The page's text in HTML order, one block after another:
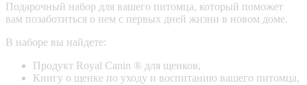
Подарочный набор для вашего питомца, который поможет
вам позаботиться о нем с первых дней жизни в новом доме.
В наборе вы найдете:
Продукт Royal Canin ® для щенков,
Книгу о щенке по уходу и воспитанию вашего питомца,